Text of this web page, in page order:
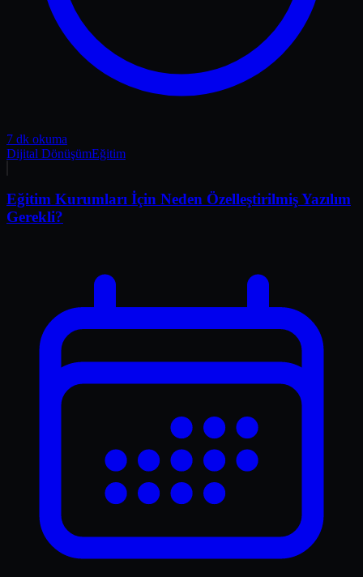
7 dk okuma
Dijital DönüşümEğitim
Eğitim Kurumları İçin Neden Özelleştirilmiş Yazılım
Gerekli?